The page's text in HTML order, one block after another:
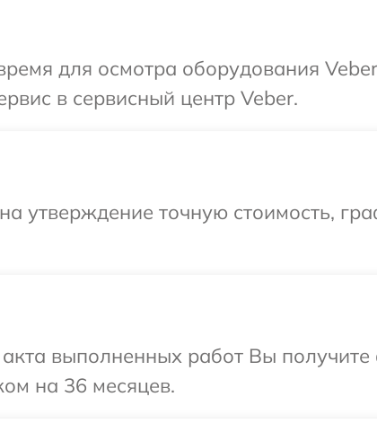
для осмотра оборудования
в сервисный центр Veber.
утверждение точную стоимость,
выполненных работ Вы
на 36 месяцев.